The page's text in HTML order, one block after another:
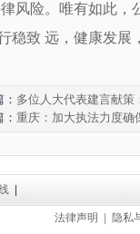
风险。唯有如此，
稳致 远，健康发展
多位人大代表建言献策
重庆：加大执法力度确
法律声明
隐私